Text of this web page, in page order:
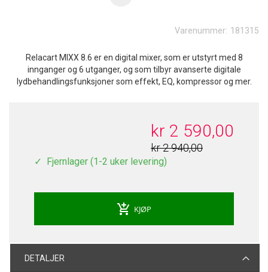
Varenummer: 181315
Relacart MIXX 8.6 er en digital mixer, som er utstyrt med 8
innganger og 6 utganger, og som tilbyr avanserte digitale
lydbehandlingsfunksjoner som effekt, EQ, kompressor og mer.
kr 2 590,00
kr 2 940,00
Fjernlager (1-2 uker levering)
add_shopping_cart KJØP
DETALJER